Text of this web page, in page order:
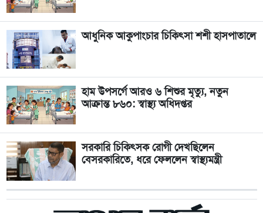
আধুনিক আকুপাংচার চিকিৎসা শশী হাসপাতালে
হাম উপসর্গে আরও ৬ শিশুর মৃত্যু, নতুন
আক্রান্ত ৮৬০: স্বাস্থ্য অধিদপ্তর
সরকারি চিকিৎসক রোগী দেখছিলেন
বেসরকারিতে, ধরে ফেললেন স্বাস্থ্যমন্ত্রী